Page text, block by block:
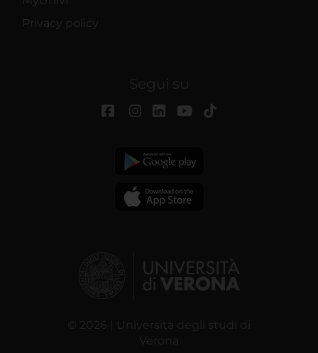
Privacy policy
Segui su
© 2026 | Università degli studi di
Verona